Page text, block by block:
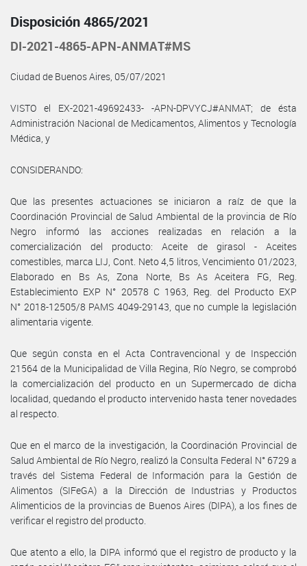
Disposición 4865/2021
DI-2021-4865-APN-ANMAT#MS
Ciudad de Buenos Aires, 05/07/2021
VISTO el EX-2021-49692433- -APN-DPVYCJ#ANMAT; de ésta
Administración Nacional de Medicamentos, Alimentos y Tecnología
Médica, y
CONSIDERANDO:
Que las presentes actuaciones se iniciaron a raíz de que la
Coordinación Provincial de Salud Ambiental de la provincia de Río
Negro informó las acciones realizadas en relación a la
comercialización del producto: Aceite de girasol - Aceites
comestibles, marca LIJ, Cont. Neto 4,5 litros, Vencimiento 01/2023,
Elaborado en Bs As, Zona Norte, Bs As Aceitera FG, Reg.
Establecimiento EXP N° 20578 C 1963, Reg. del Producto EXP
N° 2018-12505/8 PAMS 4049-29143, que no cumple la legislación
alimentaria vigente.
Que según consta en el Acta Contravencional y de Inspección
21564 de la Municipalidad de Villa Regina, Río Negro, se comprobó
la comercialización del producto en un Supermercado de dicha
localidad, quedando el producto intervenido hasta tener novedades
al respecto.
Que en el marco de la investigación, la Coordinación Provincial de
Salud Ambiental de Río Negro, realizó la Consulta Federal N° 6729 a
través del Sistema Federal de Información para la Gestión de
Alimentos (SIFeGA) a la Dirección de Industrias y Productos
Alimenticios de la provincias de Buenos Aires (DIPA), a los fines de
verificar el registro del producto.
Que atento a ello, la DIPA informó que el registro de producto y la